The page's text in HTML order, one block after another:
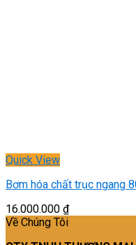
Quick View
Bơm hóa chất trục ngang
16.000.000 ₫
Về Chúng Tôi